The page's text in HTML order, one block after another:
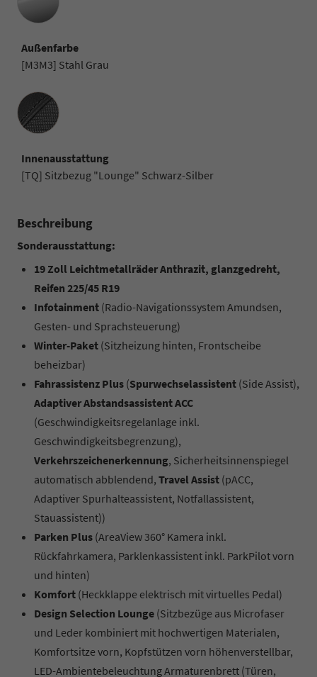
Außenfarbe
[M3M3] Stahl Grau
Innenausstattung
Innenausstattung
[TQ] Sitzbezug "Lounge" Schwarz-Silber
Beschreibung
Sonderausstattung:
19 Zoll Leichtmetallräder Anthrazit, glanzgedreht,
Reifen 225/45 R19
Infotainment (Radio-Navigationssystem Amundsen,
Gesten- und Sprachsteuerung)
Winter-Paket (Sitzheizung hinten, Frontscheibe
beheizbar)
Fahrassistenz Plus (Spurwechselassistent (Side Assist),
Adaptiver Abstandsassistent ACC
(Geschwindigkeitsregelanlage inkl.
Geschwindigkeitsbegrenzung),
Verkehrszeichenerkennung, Sicherheitsinnenspiegel
automatisch abblendend, Travel Assist (pACC,
Adaptiver Spurhalteassistent, Notfallassistent,
Stauassistent))
Parken Plus (AreaView 360° Kamera inkl.
Rückfahrkamera, Parklenkassistent inkl. ParkPilot vorn
und hinten)
Komfort (Heckklappe elektrisch mit virtuelles Pedal)
Design Selection Lounge (Sitzbezüge aus Microfaser
und Leder kombiniert mit hochwertigen Materialen,
Komfortsitze vorn, Kopfstützen vorn höhenverstellbar,
LED-Ambientebeleuchtung Armaturenbrett (Türen,